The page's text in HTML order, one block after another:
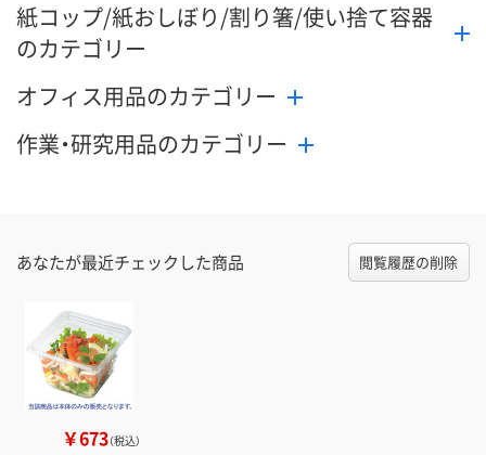
紙コップ/紙おしぼり/割り箸/使い捨て容器
のカテゴリー
オフィス用品のカテゴリー
作業・研究用品のカテゴリー
あなたが最近チェックした商品 閲覧履歴の削除
￥673（税込）